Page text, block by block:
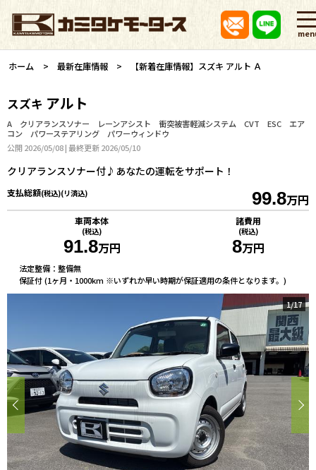
ホーム 最新在庫情報 【新着在庫情報】スズキ アルト Ａ
スズキ アルト
A クリアランスソナー レーンアシスト 衝突被害軽減システム CVT ESC エア
コン パワーステアリング パワーウィンドウ
公開 2026/05/08 | 最終更新 2026/05/10
クリアランスソナー付♪あなたの運転をサポート！
支払総額(税込)(リ済込) 99.8万円
車両本体
(税込)
91.8万円
諸費用
(税込)
8万円
法定整備：整備無
保証付 (1ヶ月・1000km ※いずれか早い時期が保証適用の条件となります。)
1/17